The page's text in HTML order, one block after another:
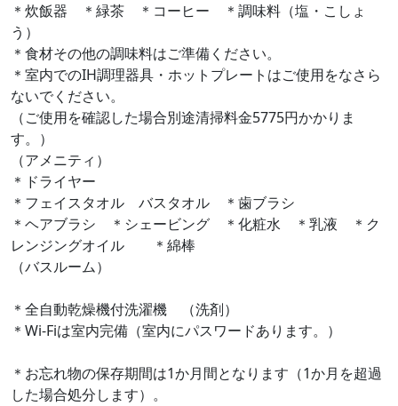
＊炊飯器 ＊緑茶 ＊コーヒー ＊調味料（塩・こしょ
う）
＊食材その他の調味料はご準備ください。
＊室内でのIH調理器具・ホットプレートはご使用をなさら
ないでください。
（ご使用を確認した場合別途清掃料金5775円かかりま
す。）
（アメニティ）
＊ドライヤー
＊フェイスタオル バスタオル ＊歯ブラシ
＊ヘアブラシ ＊シェービング ＊化粧水 ＊乳液 ＊ク
レンジングオイル ＊綿棒
（バスルーム）
＊全自動乾燥機付洗濯機 （洗剤）
＊Wi-Fiは室内完備（室内にパスワードあります。）
＊お忘れ物の保存期間は1か月間となります（1か月を超過
した場合処分します）。